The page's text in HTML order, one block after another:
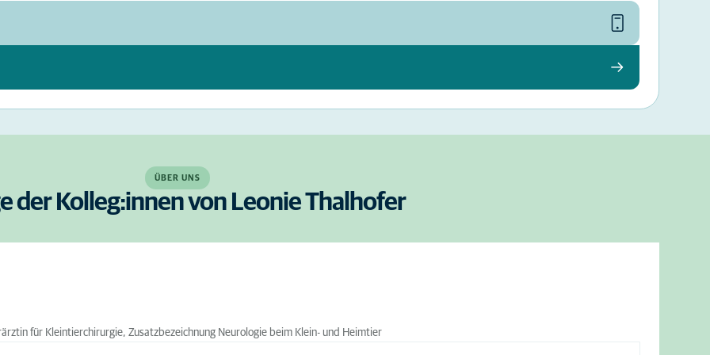
ÜBER UNS
der Kolleg:innen von Leonie Thalhofer
für Kleintierchirurgie, Zusatzbezeichnung Neurologie beim Klein- und Heimtier